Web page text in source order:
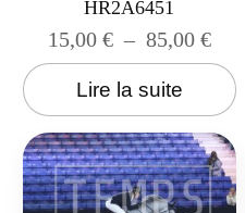
HR2A6451
15,00 € – 85,00 €
Lire la suite